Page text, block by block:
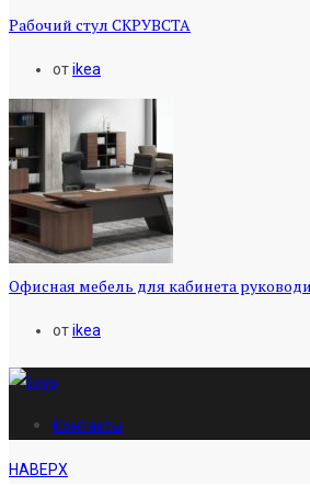
Рабочий стул СКРУВСТА
отikea
Офисная мебель для кабинета
отikea
Контакты
НАВЕРХ